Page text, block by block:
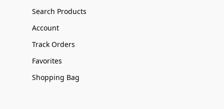
Search Products
Account
Track Orders
Favorites
Shopping Bag